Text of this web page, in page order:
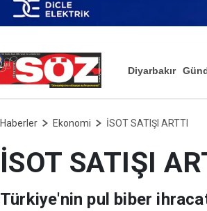
Diyarbakır
Haberler Ekonomi İSOT SATIŞI ARTTI
İSOT SATIŞI
Türkiye'nin pul biber